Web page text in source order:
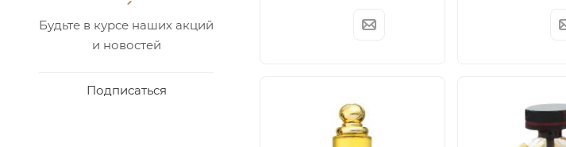
Будьте в курсе наших акций
и новостей
Подписаться